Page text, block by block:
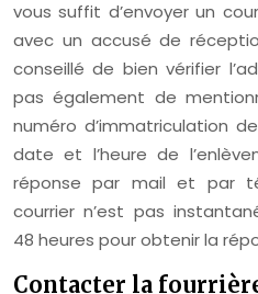
vous suffit d’envoyer un
avec un accusé de
conseillé de bien vérifier
pas également de
numéro d’immatriculation
date et l’heure de
réponse par mail et par
courrier n’est pas
48 heures pour obtenir la
Contacter la